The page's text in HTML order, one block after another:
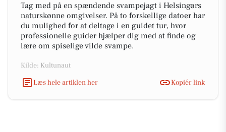
Tag med på en spændende svampejagt i Helsingørs
naturskønne omgivelser. På to forskellige datoer har
du mulighed for at deltage i en guidet tur, hvor
professionelle guider hjælper dig med at finde og
lære om spiselige vilde svampe.
Kilde: Kultunaut
Læs hele artiklen her
Kopiér link